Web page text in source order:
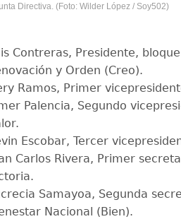
Directiva. (Foto: Wilder López / Soy502)
Contreras, Presidente,
y Orden (Creo).
Ramos, Primer
Palencia, Segundo
Escobar, Tercer
Carlos Rivera, Primer
Samayoa, Segunda
Nacional (Bien).